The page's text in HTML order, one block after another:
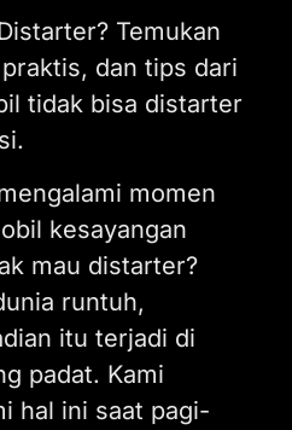
Temukan
dan tips dari
tidak bisa distarter
momen
kesayangan
mau distarter?
runtuh,
itu terjadi di
padat. Kami
hal ini saat pagi-